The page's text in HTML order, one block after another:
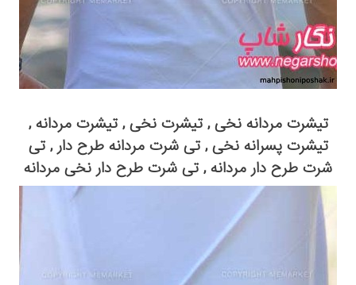
تیشرت مردانه نخی , تیشرت نخی , تیشرت مردانه ,
تیشرت پسرانه نخی , تی شرت مردانه طرح دار , تی
شرت طرح دار مردانه , تی شرت طرح دار نخی مردانه